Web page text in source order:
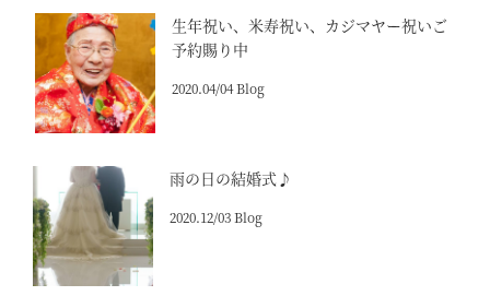
生年祝い、米寿祝い、カジマヤー祝いご
予約賜り中
2020.04/04 Blog
雨の日の結婚式♪
2020.12/03 Blog